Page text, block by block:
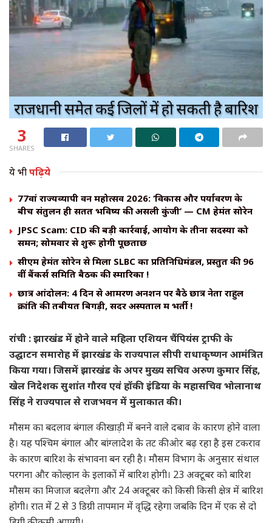
3
SHARES
ये भीपढ़िये
77वां राज्यव्यापी वन महोत्सव 2026: ‘विकास और पर्यावरण के
बीच संतुलन ही सतत भविष्य की असली कुंजी’ — CM हेमंत सोरेन
JPSC Scam: CID की बड़ी कार्रवाई, आयोग के तीनों सदस्यों को
समन; सोमवार से शुरू होगी पूछताछ
सीएम हेमंत सोरेन से मिला SLBC का प्रतिनिधिमंडल, प्रस्तुत की 96
वीं बैंकर्स समिति बैठक की स्मारिका !
छात्र आंदोलन: 4 दिन से आमरण अनशन पर बैठे छात्र नेता राहुल
क्रांति की तबीयत बिगड़ी, सदर अस्पताल में भर्ती !
रांची : झारखंड में होने वाले महिला एशियन चैंपियंस ट्राफी के
उद्घाटन समारोह में झारखंड के राज्यपाल सीपी राधाकृष्णन आमंत्रित
किया गया। जिसमें झारखंड के अपर मुख्य सचिव अरुण कुमार सिंह,
खेल निदेशक सुशांत गौरव एवं हॉकी इंडिया के महासचिव भोलानाथ
सिंह ने राज्यपाल से राजभवन में मुलाकात की।
मौसम का बदलाव बंगाल की खाड़ी में बनने वाले दबाव के कारण होने वाला
है। यह पश्चिम बंगाल और बांग्लादेश के तट की ओर बढ़ रहा है इस टकराव
के कारण बारिश के संभावना बन रही है। मौसम विभाग के अनुसार संथाल
परगना और कोल्हान के इलाकों में बारिश होगी। 23 अक्टूबर को बारिश
मौसम का मिजाज बदलेगा और 24 अक्टूबर को किसी किसी क्षेत्र में बारिश
होगी। रात में 2 से 3 डिग्री तापमान में वृद्धि रहेगा जबकि दिन में एक से दो